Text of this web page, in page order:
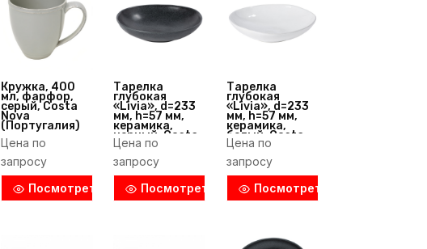
Кружка, 400
мл, фарфор,
серый, Costa
Nova
(Португалия)
Цена по
запросу
Посмотреть
Тарелка
глубокая
«Livia», d=233
мм, h=57 мм,
керамика,
черный, Costa
Nova
Цена по
запросу
Посмотреть
Тарелка
глубокая
«Livia», d=233
мм, h=57 мм,
керамика,
белый, Costa
Nova
Цена по
запросу
Посмотреть